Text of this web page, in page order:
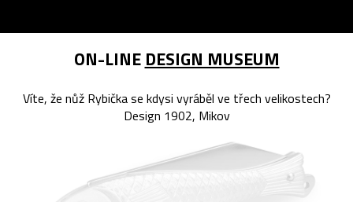
ON-LINE DESIGN MUSEUM
Víte, že nůž Rybička se kdysi vyráběl ve třech velikostech?
Design 1902, Mikov